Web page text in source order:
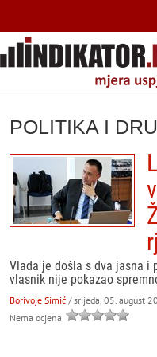
POLITIKA I
Vlada je došla s dva jasna i
vlasnik nije pokazao
Borivoje Simić / srijeda, 05. august
Nema ocjena